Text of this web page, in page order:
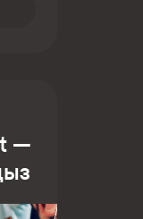
—